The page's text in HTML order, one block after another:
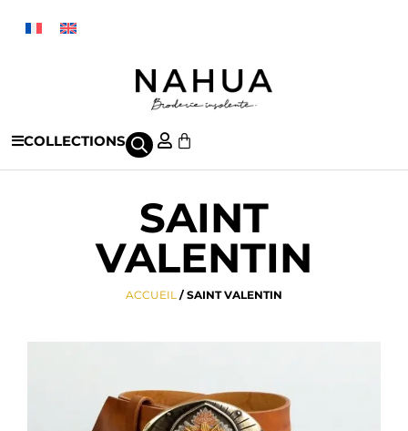
COLLECTIONS
SAINT
VALENTIN
ACCUEIL / SAINT VALENTIN